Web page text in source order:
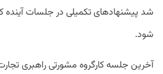
شد پیشنهادهای تکمیلی در جلسات آینده
شود.